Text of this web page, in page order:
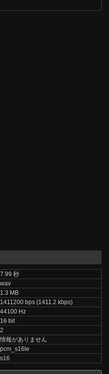
7.99 秒
wav
1.3 MB
1411200 bps (1411.2 kbps)
44100 Hz
16 bit
2
情報がありません
pcm_s16le
s16